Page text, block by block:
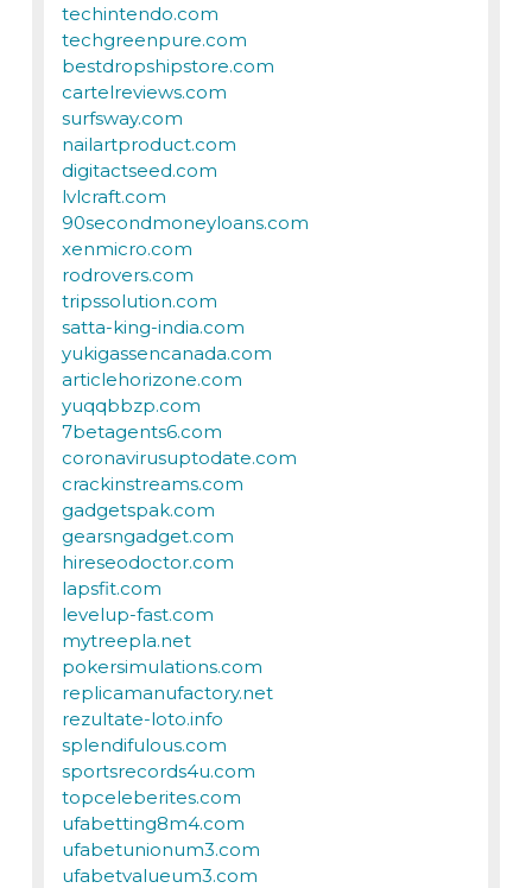
techintendo.com
techgreenpure.com
bestdropshipstore.com
cartelreviews.com
surfsway.com
nailartproduct.com
digitactseed.com
lvlcraft.com
90secondmoneyloans.com
xenmicro.com
rodrovers.com
tripssolution.com
satta-king-india.com
yukigassencanada.com
articlehorizone.com
yuqqbbzp.com
7betagents6.com
coronavirusuptodate.com
crackinstreams.com
gadgetspak.com
gearsngadget.com
hireseodoctor.com
lapsfit.com
levelup-fast.com
mytreepla.net
pokersimulations.com
replicamanufactory.net
rezultate-loto.info
splendifulous.com
sportsrecords4u.com
topceleberites.com
ufabetting8m4.com
ufabetunionum3.com
ufabetvalueum3.com